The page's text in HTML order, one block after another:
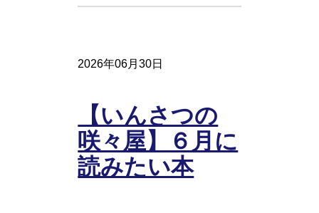
2026年06月30日
【いんさつの
咲々屋】６月に
読みたい本